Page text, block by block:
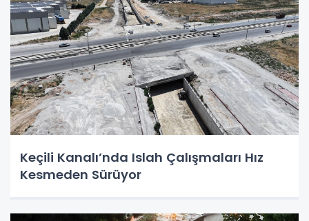
Keçili Kanalı’nda Islah Çalışmaları Hız
Kesmeden Sürüyor